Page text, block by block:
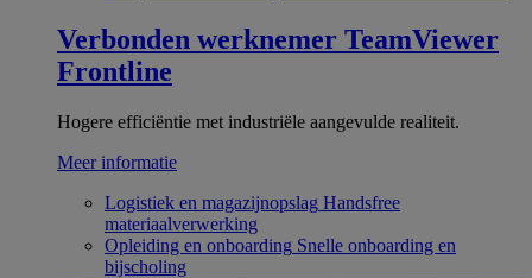
Verbonden werknemer TeamViewer
Frontline
Hogere efficiëntie met industriële aangevulde realiteit.
Meer informatie
Logistiek en magazijnopslag Handsfree
materiaalverwerking
Opleiding en onboarding Snelle onboarding en
bijscholing